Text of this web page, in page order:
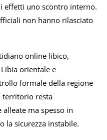
effetti uno scontro interno.
non hanno rilasciato
online libico,
orientale e
formale della regione
territorio resta
ma spesso in
la sicurezza instabile.